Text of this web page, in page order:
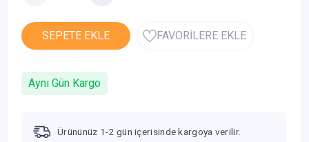
SEPETE EKLE FAVORİLERE EKLE
Aynı Gün Kargo
Ürününüz 1-2 gün içerisinde kargoya verilir.